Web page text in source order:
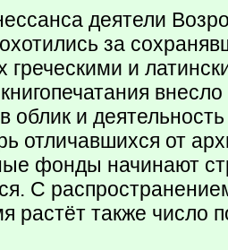
деятели
за
греческими и
облик и
отличавшихся от
фонды начинают
С
растёт также число